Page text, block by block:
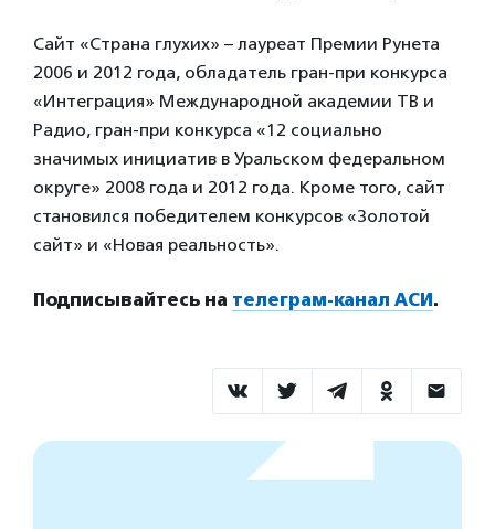
Сайт «Страна глухих» – лауреат Премии Рунета
2006 и 2012 года, обладатель гран-при конкурса
«Интеграция» Международной академии ТВ и
Радио, гран-при конкурса «12 социально
значимых инициатив в Уральском федеральном
округе» 2008 года и 2012 года. Кроме того, сайт
становился победителем конкурсов «Золотой
сайт» и «Новая реальность».
Подписывайтесь на телеграм-канал АСИ.